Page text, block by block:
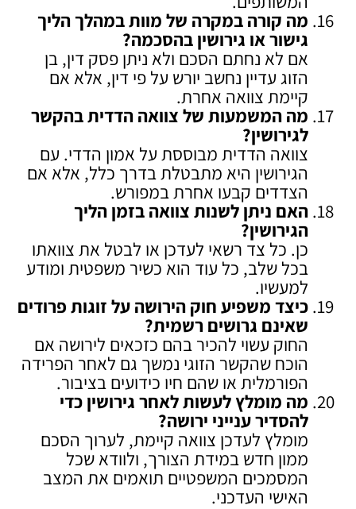
מה קורה במקרה של מוות במהלך הליך
גישור או גירושין בהסכמה?
אם לא נחתם הסכם ולא ניתן פסק דין, בן
הזוג עדיין נחשב יורש על פי דין, אלא אם
קיימת צוואה אחרת.
מה המשמעות של צוואה הדדית בהקשר
לגירושין?
צוואה הדדית מבוססת על אמון הדדי. עם
הגירושין היא מתבטלת בדרך כלל, אלא אם
הצדדים קבעו אחרת במפורש.
האם ניתן לשנות צוואה בזמן הליך
הגירושין?
כן. כל צד רשאי לעדכן או לבטל את צוואתו
בכל שלב, כל עוד הוא כשיר משפטית ומודע
למעשיו.
כיצד משפיע חוק הירושה על זוגות פרודים
שאינם גרושים רשמית?
החוק עשוי להכיר בהם כזכאים לירושה אם
הוכח שהקשר הזוגי נמשך גם לאחר הפרידה
הפורמלית או שהם חיו כידועים בציבור.
מה מומלץ לעשות לאחר גירושין כדי
להסדיר ענייני ירושה?
מומלץ לעדכן צוואה קיימת, לערוך הסכם
ממון חדש במידת הצורך, ולוודא שכל
המסמכים המשפטיים תואמים את המצב
האישי העדכני.